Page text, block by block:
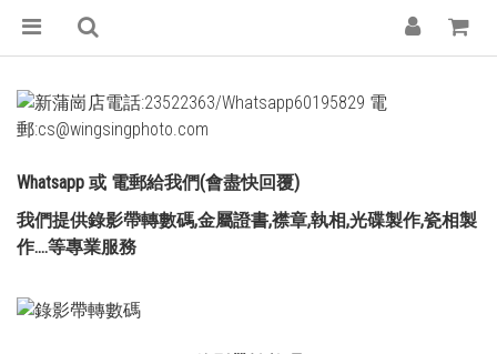
Whatsapp 或 電郵給我們(會盡快回覆)
我們提供錄影帶轉數碼,金屬證書,襟章,執相,光碟製作,瓷相製
作....等專業服務